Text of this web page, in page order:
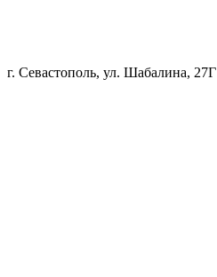
г. Севастополь, ул. Шабалина, 27Г